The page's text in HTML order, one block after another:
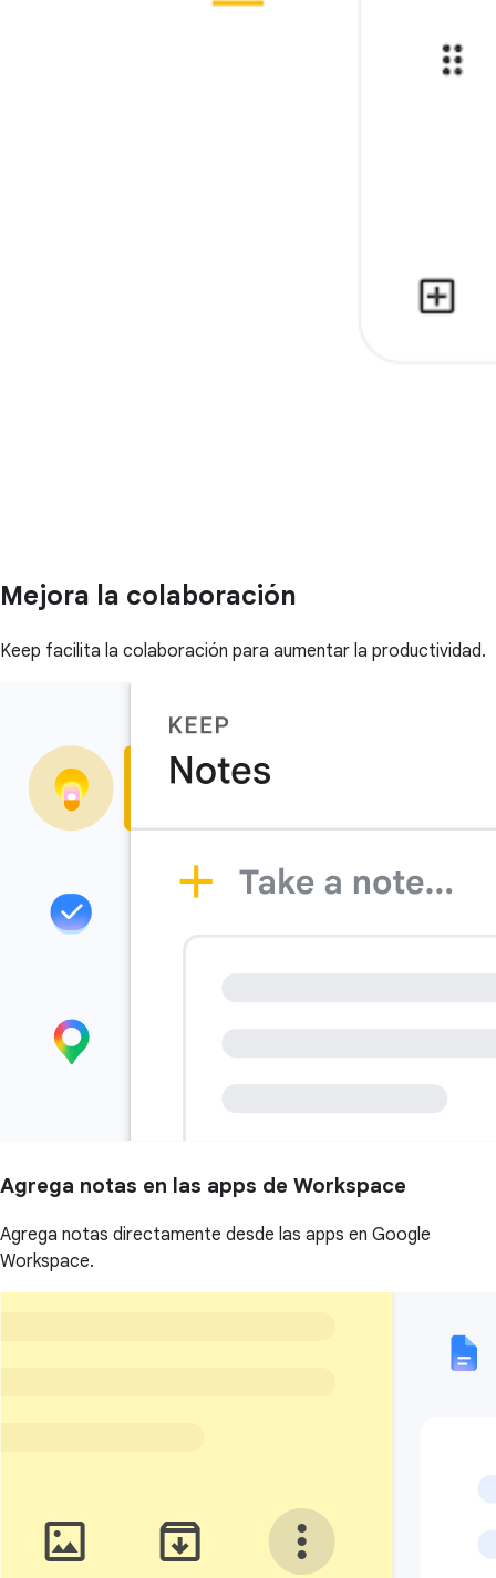
Mejora la colaboración
Keep facilita la colaboración para aumentar la productividad.
Agrega notas en las apps de Workspace
Agrega notas directamente desde las apps en Google
Workspace.